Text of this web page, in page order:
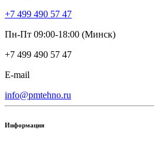
+7 499 490 57 47
Пн-Пт 09:00-18:00 (Минск)
+7 499 490 57 47
E-mail
info@pmtehno.ru
Информация